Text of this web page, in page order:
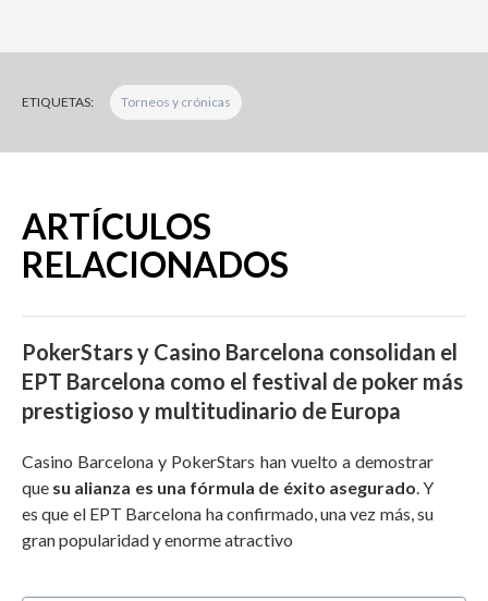
ETIQUETAS: Torneos y crónicas
ARTÍCULOS
RELACIONADOS
PokerStars y Casino Barcelona consolidan el
EPT Barcelona como el festival de poker más
prestigioso y multitudinario de Europa
Casino Barcelona y PokerStars han vuelto a demostrar
que su alianza es una fórmula de éxito asegurado. Y
es que el EPT Barcelona ha confirmado, una vez más, su
gran popularidad y enorme atractivo